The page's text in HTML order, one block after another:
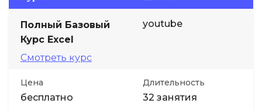
Полный Базовый
Курс Excel
Смотреть курс
youtube
Цена
бесплатно
Длительность
32 занятия